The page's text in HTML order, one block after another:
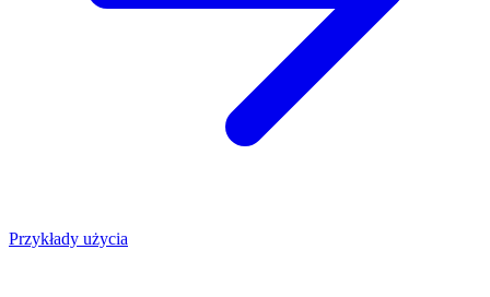
Przykłady użycia